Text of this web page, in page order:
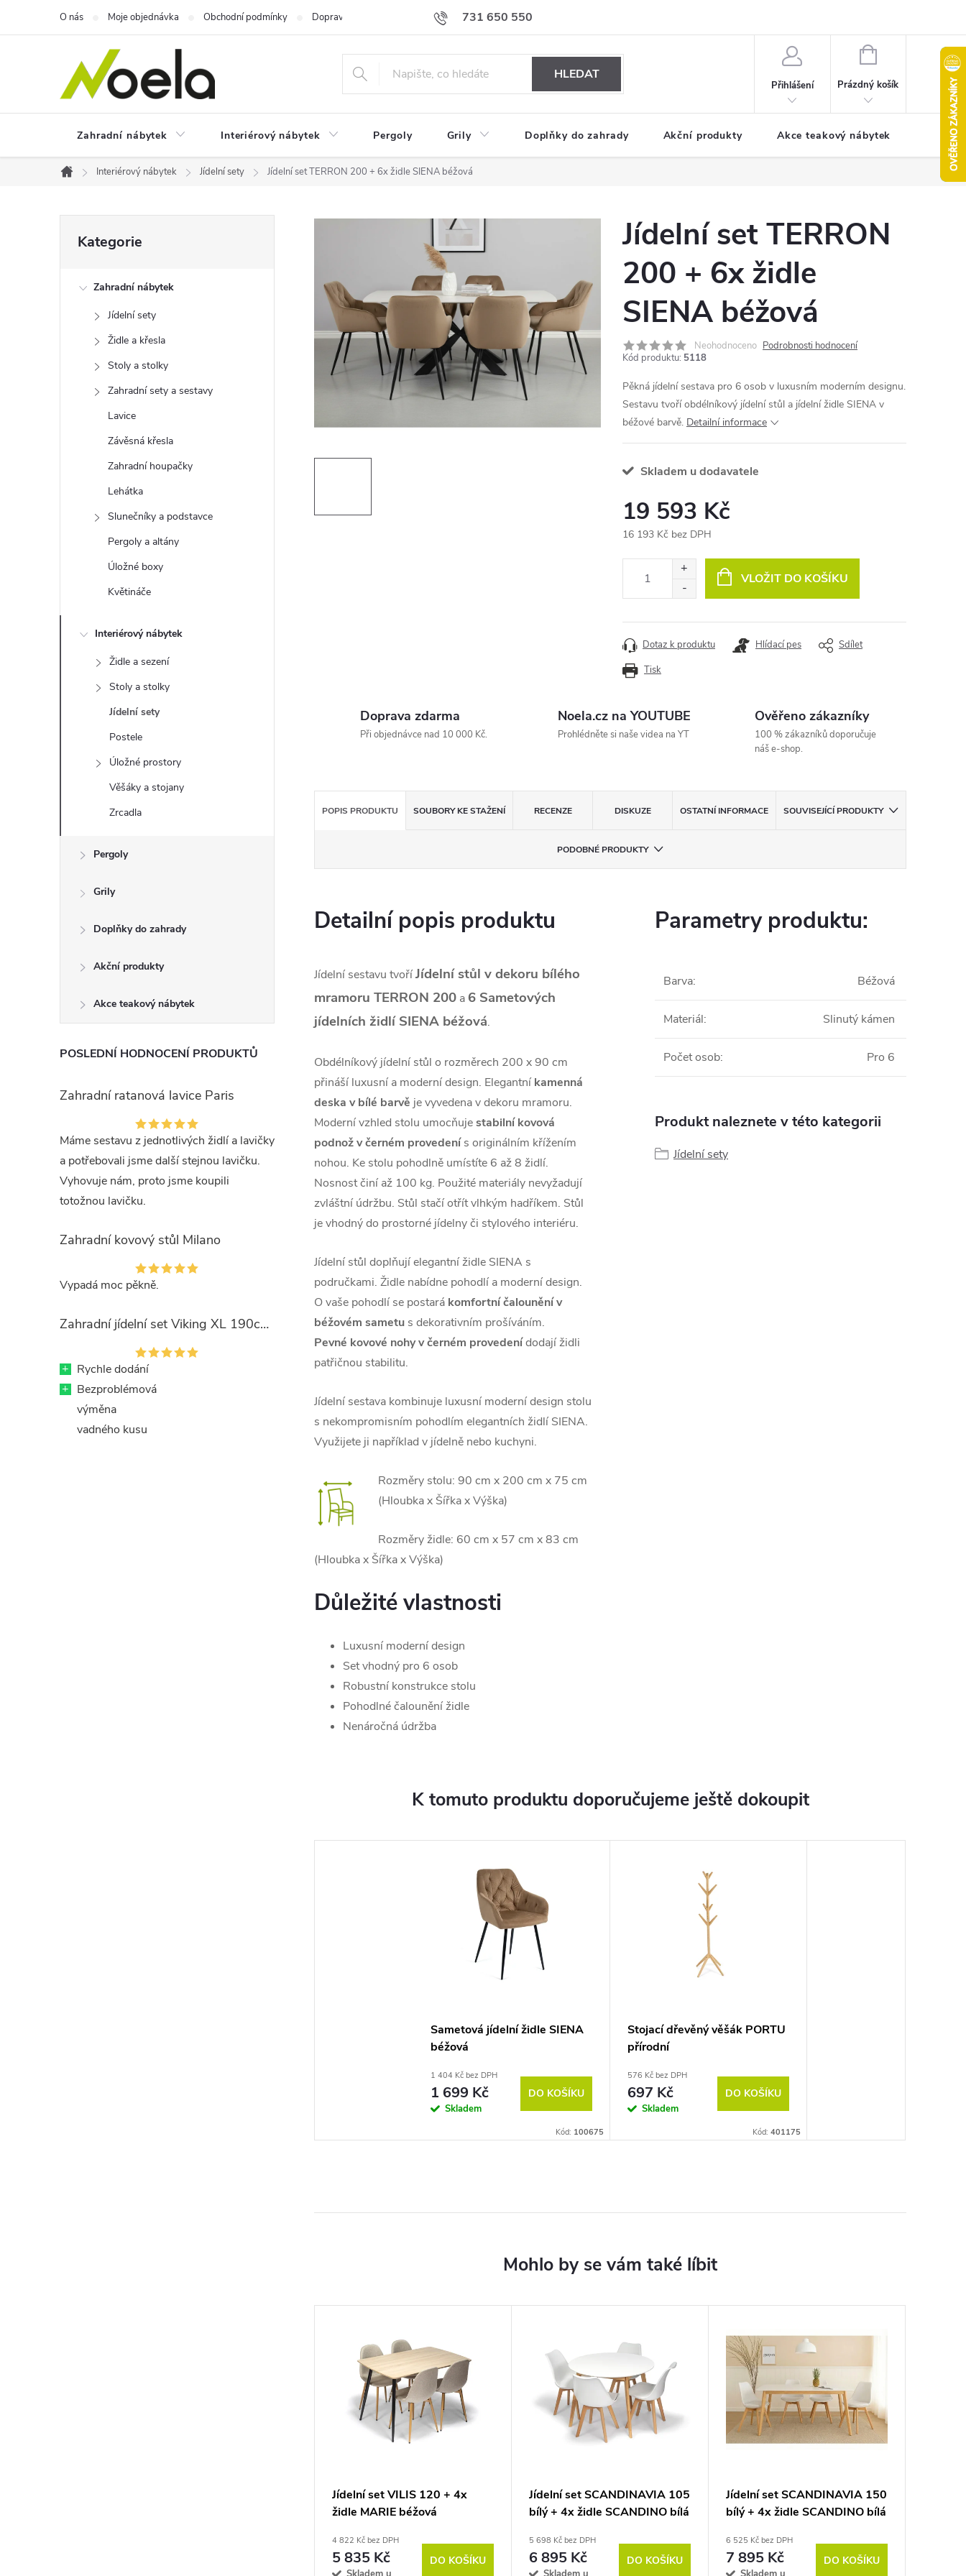
731 650 550
O nás Moje objednávka Obchodní podmínky Doprava nábytku k Vám Podmínky ochrany osobních údajů
HLEDAT
Přihlášení
NÁKUPNÍ
Prázdný košík
Zahradní nábytek Interiérový nábytek Pergoly Grily Doplňky do zahrady Akční produkty Akce teakový nábytek
Domů
Interiérový nábytek Jídelní sety Jídelní set TERRON 200 + 6x židle SIENA béžová
n
kategorie
Kategorie
Zahradní nábytek
Jídelní sety
Židle a křesla
Stoly a stolky
Zahradní sety a sestavy
Lavice
Závěsná křesla
Zahradní houpačky
Lehátka
Slunečníky a podstavce
Pergoly a altány
Úložné boxy
Květináče
Interiérový nábytek
Židle a sezení
Stoly a stolky
Jídelní sety
Postele
Úložné prostory
Věšáky a stojany
Zrcadla
Pergoly
Grily
Doplňky do zahrady
Akční produkty
Akce teakový nábytek
POSLEDNÍ HODNOCENÍ PRODUKTŮ
Zahradní ratanová lavice Paris
Máme sestavu z jednotlivých židlí a lavičky
a potřebovali jsme další stejnou lavičku.
Vyhovuje nám, proto jsme koupili
totožnou lavičku.
Zahradní kovový stůl Milano
Vypadá moc pěkně.
Zahradní jídelní set Viking XL 190cm + 8x kovová židle Ramada
+ Rychle dodání
+ Bezproblémová
výměna
vadného kusu
Jídelní set TERRON
200 + 6x židle
SIENA béžová
Neohodnoceno Podrobnosti hodnocení
Kód produktu: 5118
Pěkná jídelní sestava pro 6 osob v luxusním moderním designu.
Sestavu tvoří obdélníkový jídelní stůl a jídelní židle SIENA v
béžové barvě. Detailní informace
Skladem u dodavatele
19 593 Kč
16 193 Kč bez DPH
VLOŽIT DO KOŠÍKU
Tisk
Dotaz k produktu Hlídací pes Sdílet
Doprava zdarma
Při objednávce nad 10 000 Kč.
Noela.cz na YOUTUBE
Prohlédněte si naše videa na YT
Ověřeno zákazníky
100 % zákazníků doporučuje
náš e-shop.
POPIS PRODUKTU SOUBORY KE STAŽENÍ RECENZE DISKUZE OSTATNÍ INFORMACE SOUVISEJÍCÍ PRODUKTY
PODOBNÉ PRODUKTY
Detailní popis produktu
Jídelní sestavu tvoříJídelní stůl v dekoru bílého
mramoru TERRON 200 a 6 Sametových
jídelních židlí SIENA béžová.
Obdélníkový jídelní stůl o rozměrech 200 x 90 cm
přináší luxusní a moderní design. Elegantní kamenná
deska v bílé barvě je vyvedena v dekoru mramoru.
Moderní vzhled stolu umocňujestabilní kovová
podnož v černém provedenís originálním křížením
nohou. Ke stolu pohodlně umístíte 6 až 8 židlí.
Nosnost činí až 100 kg. Použité materiály nevyžadují
zvláštní údržbu. Stůl stačí otřít vlhkým hadříkem. Stůl
je vhodný do prostorné jídelny či stylového interiéru.
Jídelní stůl doplňují elegantní židle SIENA s
područkami. Židle nabídne pohodlí a moderní design.
O vaše pohodlí se postará komfortní čalounění v
béžovém sametu s dekorativním prošíváním.
Pevné kovové nohy v černém provedenídodají židli
patřičnou stabilitu.
Jídelní sestava kombinuje luxusní moderní design stolu
s nekompromisním pohodlím elegantních židlí SIENA.
Využijete ji například v jídelně nebo kuchyni.
Rozměry stolu: 90 cm x 200 cm x 75 cm
(Hloubka x Šířka x Výška)
Rozměry židle: 60 cm x 57 cm x 83 cm
(Hloubka x Šířka x Výška)
Důležité vlastnosti
Luxusní moderní design
Set vhodný pro 6 osob
Robustní konstrukce stolu
Pohodlné čalounění židle
Nenáročná údržba
Parametry produktu:
Barva: Béžová
Materiál: Slinutý kámen
Počet osob: Pro 6
Produkt naleznete v této kategorii
Jídelní sety
K tomuto produktu doporučujeme ještě dokoupit
Sametová jídelní židle SIENA
béžová
1 404 Kč bez DPH
1 699 Kč
Skladem
DO KOŠÍKU
Kód: 100675
Stojací dřevěný věšák PORTU
přírodní
576 Kč bez DPH
697 Kč
Skladem
DO KOŠÍKU
Kód: 401175
Jídelní set VILIS 120 + 4x
židle MARIE béžová
4 822 Kč bez DPH
5 835 Kč DO KOŠÍKU
Jídelní set SCANDINAVIA 105
bílý + 4x židle SCANDINO bílá
5 698 Kč bez DPH
6 895 Kč DO KOŠÍKU
Jídelní set SCANDINAVIA 150
bílý + 4x židle SCANDINO bílá
6 525 Kč bez DPH
7 895 Kč DO KOŠÍKU